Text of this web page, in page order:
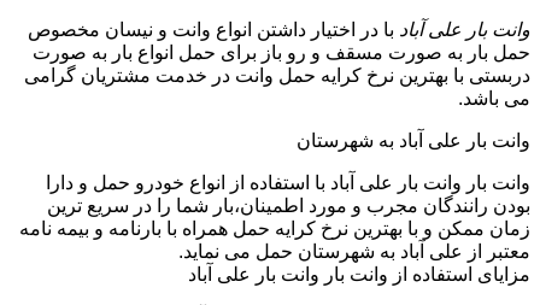
وانت بار علی آباد با در اختیار داشتن انواع وانت و نیسان مخصوص
حمل بار به صورت مسقف و رو باز برای حمل انواع بار به صورت
دربستی با بهترین نرخ کرایه حمل وانت در خدمت مشتریان گرامی
می باشد.
وانت بار علی آباد به شهرستان
وانت بار وانت بار علی آباد با استفاده از انواع خودرو حمل و دارا
بودن رانندگان مجرب و مورد اطمینان،بار شما را در سریع ترین
زمان ممکن و با بهترین نرخ کرایه حمل همراه با بارنامه و بیمه نامه
معتبر از علی آباد به شهرستان حمل می نماید.
مزایای استفاده از وانت بار وانت بار علی آباد